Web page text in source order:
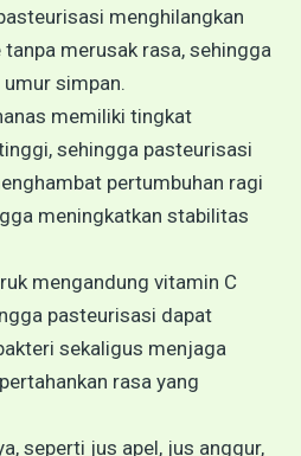
menghilangkan
merusak rasa, sehingga
simpan.
memiliki tingkat
sehingga pasteurisasi
pertumbuhan ragi
meningkatkan stabilitas
mengandung vitamin C
pasteurisasi dapat
sekaligus menjaga
rasa yang
seperti jus apel, jus anggur,